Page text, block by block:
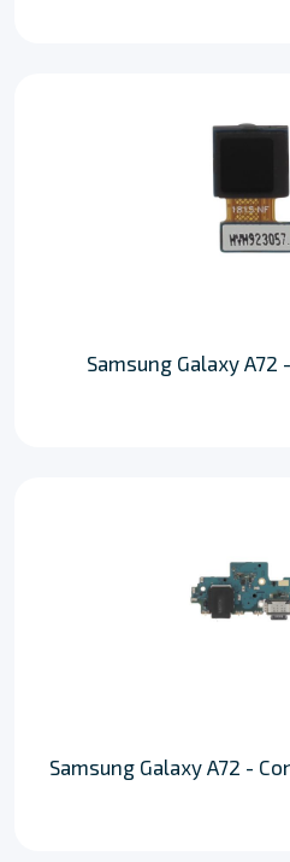
Samsung Galaxy A72
Samsung Galaxy A72 -